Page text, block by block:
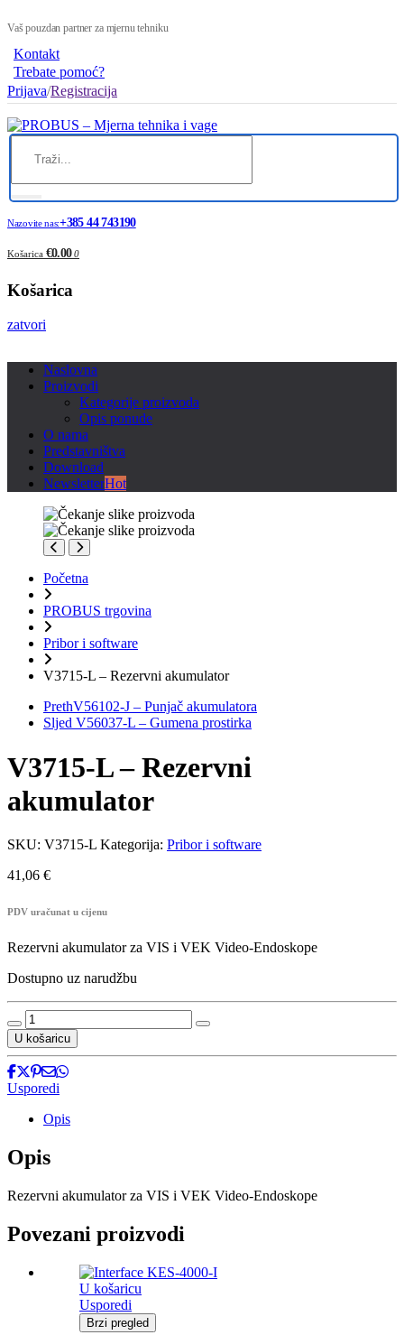
Vaš pouzdan partner za mjernu tehniku
Kontakt
Trebate pomoć?
Prijava/Registracija
Nazovite nas:+385 44 743190
Košarica €0.00 0
Košarica
zatvori
Naslovna
Proizvodi
Kategorije proizvoda
Opis ponude
O nama
Predstavništva
Download
NewsletterHot
Početna
PROBUS trgovina
Pribor i software
V3715-L – Rezervni akumulator
PrethV56102-J – Punjač akumulatora
Sljed V56037-L – Gumena prostirka
V3715-L – Rezervni
akumulator
SKU: V3715-L Kategorija: Pribor i software
41,06 €
PDV uračunat u cijenu
Rezervni akumulator za VIS i VEK Video-Endoskope
Dostupno uz narudžbu
V3715-
L
-
Rezervni
akumulator
količina
U košaricu
Usporedi
Opis
Opis
Rezervni akumulator za VIS i VEK Video-Endoskope
Povezani proizvodi
U košaricu
Usporedi
Brzi pregled